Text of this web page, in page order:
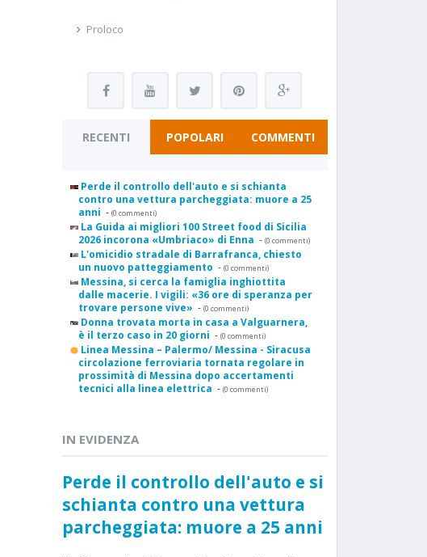
Proloco
RECENTI POPOLARI COMMENTI
Perde il controllo dell'auto e si schianta
contro una vettura parcheggiata: muore a 25
anni - (0 commenti)
La Guida ai migliori 100 Street food di Sicilia
2026 incorona «Umbriaco» di Enna - (0 commenti)
L'omicidio stradale di Barrafranca, chiesto
un nuovo patteggiamento - (0 commenti)
Messina, si cerca la famiglia inghiottita
dalle macerie. I vigili: «36 ore di speranza per
trovare persone vive» - (0 commenti)
Donna trovata morta in casa a Valguarnera,
è il terzo caso in 20 giorni - (0 commenti)
Linea Messina – Palermo/ Messina - Siracusa
circolazione ferroviaria tornata regolare in
prossimità di Messina dopo accertamenti
tecnici alla linea elettrica - (0 commenti)
IN EVIDENZA
Perde il controllo dell'auto e si
schianta contro una vettura
parcheggiata: muore a 25 anni